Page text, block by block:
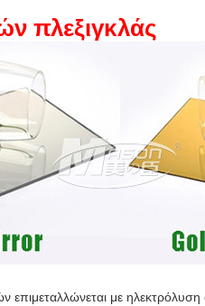
πλεξιγκλάς
επιμεταλλώνεται με